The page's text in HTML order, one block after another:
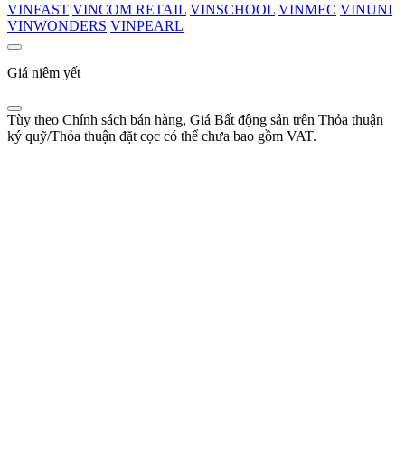
VINFAST VINCOM RETAIL VINSCHOOL VINMEC VINUNI
VINWONDERS VINPEARL
Giá niêm yết
Tùy theo Chính sách bán hàng, Giá Bất động sản trên Thỏa thuận
ký quỹ/Thỏa thuận đặt cọc có thể chưa bao gồm VAT.